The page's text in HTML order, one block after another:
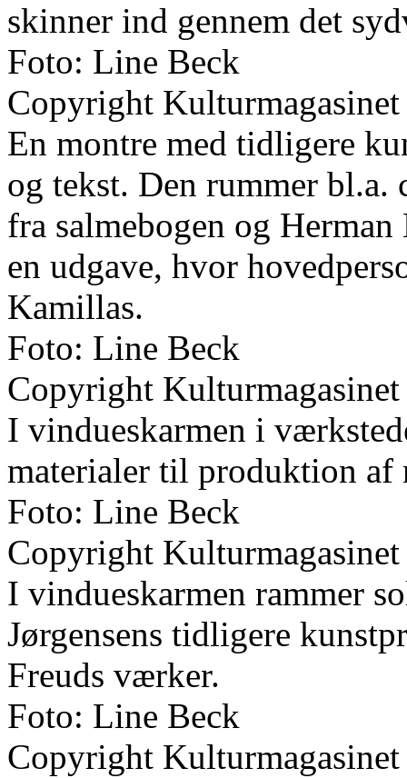
skinner ind gennem det
Foto: Line Beck
Copyright
En montre med tidligere
og tekst. Den rummer bl.a.
fra salmebogen og
en udgave, hvor
Kamillas.
Foto: Line Beck
Copyright
I vindueskarmen i
materialer til produktion af
Foto: Line Beck
Copyright
I vindueskarmen rammer
Jørgensens tidligere
Freuds værker.
Foto: Line Beck
Copyright